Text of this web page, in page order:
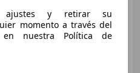
49 kW (67 CV)
ajustes y retirar su
momento a través del
nuestra Política de